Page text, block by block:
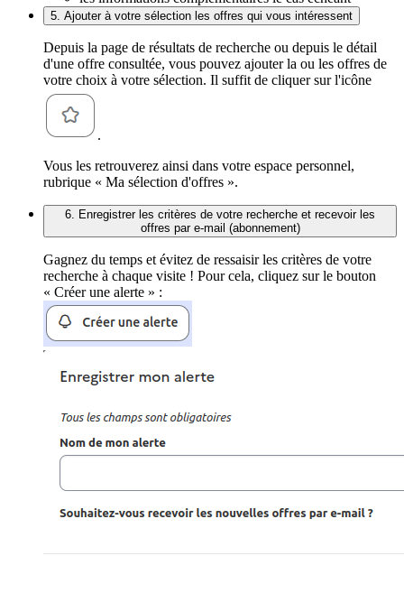
5. Ajouter à votre sélection les offres qui vous intéressent
Depuis la page de résultats de recherche ou depuis le détail
d'une offre consultée, vous pouvez ajouter la ou les offres de
votre choix à votre sélection. Il suffit de cliquer sur l'icône
.
Vous les retrouverez ainsi dans votre espace personnel,
rubrique « Ma sélection d'offres ».
6. Enregistrer les critères de votre recherche et recevoir les
offres par e-mail (abonnement)
Gagnez du temps et évitez de ressaisir les critères de votre
recherche à chaque visite ! Pour cela, cliquez sur le bouton
« Créer une alerte » :